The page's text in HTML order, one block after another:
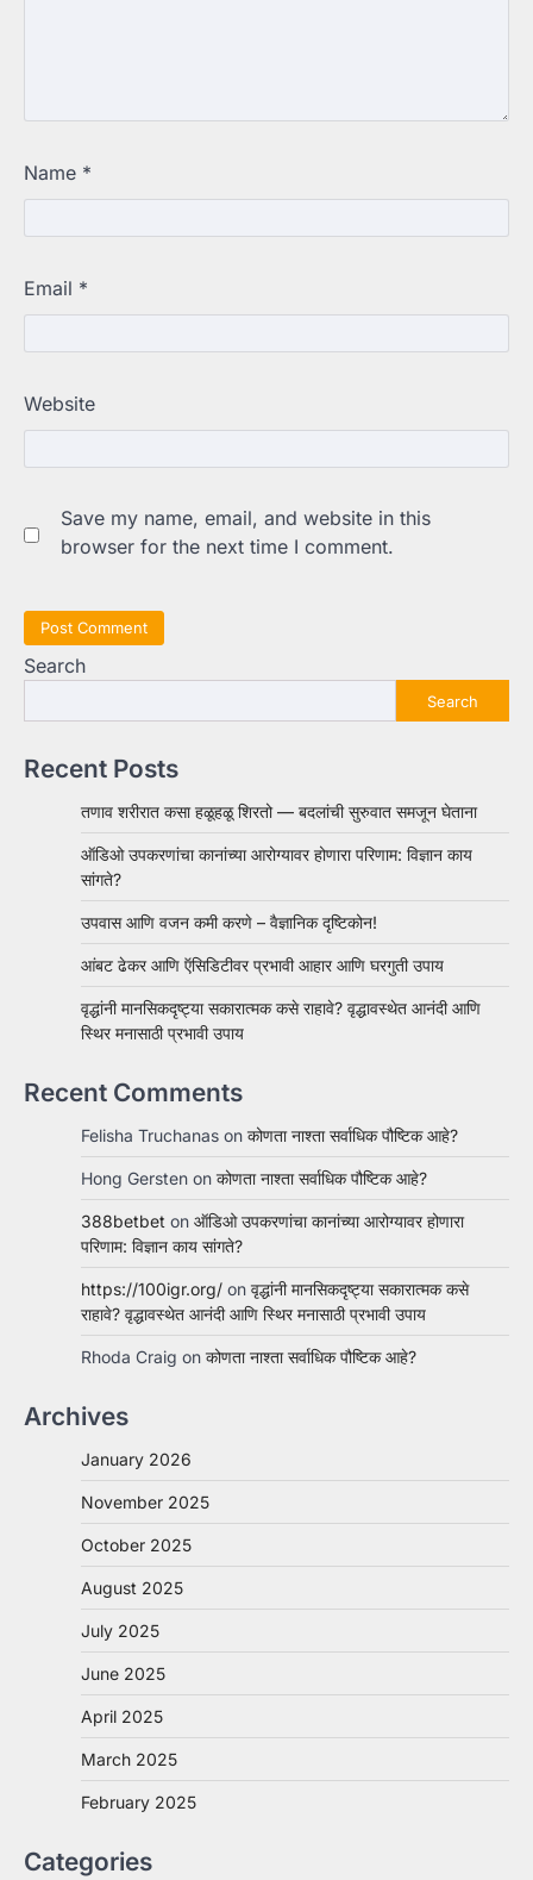
Name *
Email *
Website
Save my name, email, and website in this
browser for the next time I comment.
Search
Search
Recent Posts
तणाव शरीरात कसा हळूहळू शिरतो — बदलांची सुरुवात समजून घेताना
ऑडिओ उपकरणांचा कानांच्या आरोग्यावर होणारा परिणाम: विज्ञान काय
सांगते?
उपवास आणि वजन कमी करणे – वैज्ञानिक दृष्टिकोन!
आंबट ढेकर आणि ऍसिडिटीवर प्रभावी आहार आणि घरगुती उपाय
वृद्धांनी मानसिकदृष्ट्या सकारात्मक कसे राहावे? वृद्धावस्थेत आनंदी आणि
स्थिर मनासाठी प्रभावी उपाय
Recent Comments
Felisha Truchanas on कोणता नाश्ता सर्वाधिक पौष्टिक आहे?
Hong Gersten on कोणता नाश्ता सर्वाधिक पौष्टिक आहे?
388betbet on ऑडिओ उपकरणांचा कानांच्या आरोग्यावर होणारा
परिणाम: विज्ञान काय सांगते?
https://100igr.org/ on वृद्धांनी मानसिकदृष्ट्या सकारात्मक कसे
राहावे? वृद्धावस्थेत आनंदी आणि स्थिर मनासाठी प्रभावी उपाय
Rhoda Craig on कोणता नाश्ता सर्वाधिक पौष्टिक आहे?
Archives
January 2026
November 2025
October 2025
August 2025
July 2025
June 2025
April 2025
March 2025
February 2025
Categories